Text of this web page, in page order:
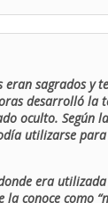
eran sagrados y
desarrolló la
oculto. Según
utilizarse
era
conoce como